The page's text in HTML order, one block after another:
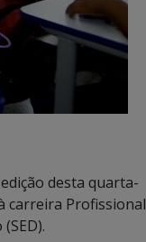
desta quarta-
carreira Profissional